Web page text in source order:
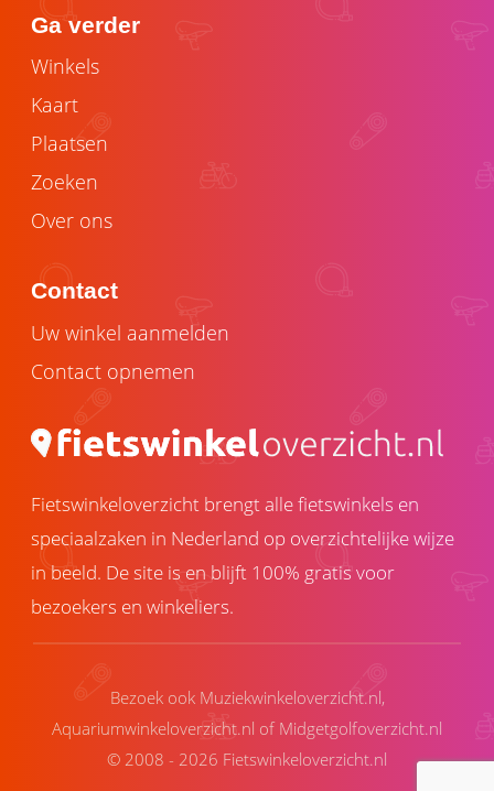
Ga verder
Winkels
Kaart
Plaatsen
Zoeken
Over ons
Contact
Uw winkel aanmelden
Contact opnemen
Fietswinkeloverzicht brengt alle fietswinkels en
speciaalzaken in Nederland op overzichtelijke wijze
in beeld. De site is en blijft 100% gratis voor
bezoekers en winkeliers.
Bezoek ook Muziekwinkeloverzicht.nl,
Aquariumwinkeloverzicht.nl of Midgetgolfoverzicht.nl
© 2008 - 2026 Fietswinkeloverzicht.nl